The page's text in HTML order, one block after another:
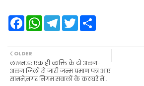
F
a
b
o
o
k
W
A
p
p
T
e
r
a
m
T
w
e
r
OLDER
लखनऊः एक ही व्यक्ति के दो अलग-
अलग जिलों से जारी जन्म प्रमाण पत्र आए
सामने,नगर निगम सवालों के कठघरे मे..